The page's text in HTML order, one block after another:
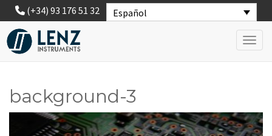
Español
(+34) 93 176 51 32
background-3